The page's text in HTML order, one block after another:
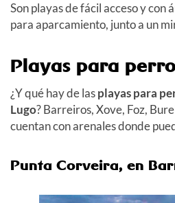
Son playas de fácil acceso y con
para aparcamiento, junto a un
Playas para
¿Y qué hay de lasplayas para
Lugo? Barreiros, Xove, Foz,
cuentan con arenales donde
Punta Corveira, en